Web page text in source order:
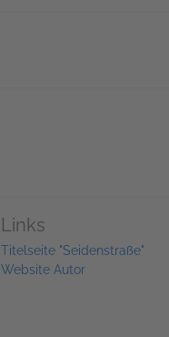
Links
Titelseite "Seidenstraße"
Website Autor